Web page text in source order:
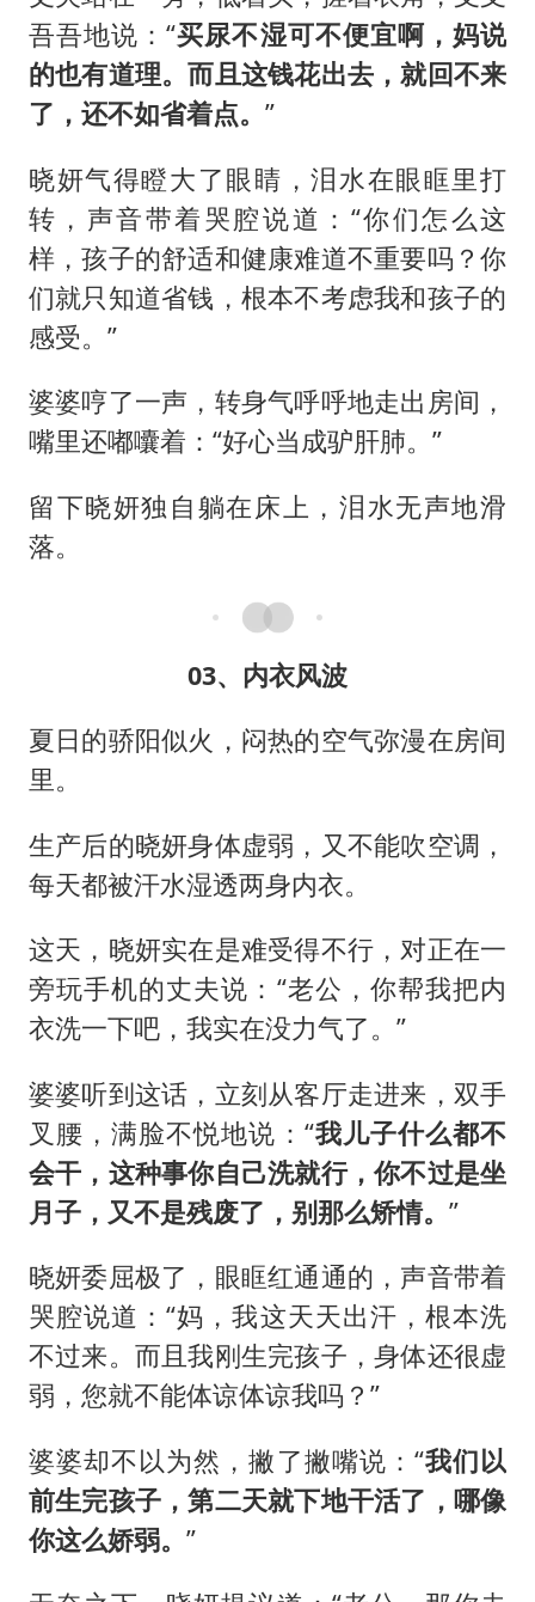
吾吾地说：“买尿不湿可不便宜啊，妈说
的也有道理。而且这钱花出去，就回不来
了，还不如省着点。 ”
晓妍气得瞪大了眼睛，泪水在眼眶里打
转，声音带着哭腔说道：“你们怎么这
样，孩子的舒适和健康难道不重要吗？你
们就只知道省钱，根本不考虑我和孩子的
感受。”
婆婆哼了一声，转身气呼呼地走出房间，
嘴里还嘟囔着：“好心当成驴肝肺。”
留下晓妍独自躺在床上，泪水无声地滑
落。
03、内衣风波
夏日的骄阳似火，闷热的空气弥漫在房间
里。
生产后的晓妍身体虚弱，又不能吹空调，
每天都被汗水湿透两身内衣。
这天，晓妍实在是难受得不行，对正在一
旁玩手机的丈夫说：“老公，你帮我把内
衣洗一下吧，我实在没力气了。”
婆婆听到这话，立刻从客厅走进来，双手
叉腰，满脸不悦地说：“我儿子什么都不
会干，这种事你自己洗就行，你不过是坐
月子，又不是残废了，别那么矫情。 ”
晓妍委屈极了，眼眶红通通的，声音带着
哭腔说道：“妈，我这天天出汗，根本洗
不过来。而且我刚生完孩子，身体还很虚
弱，您就不能体谅体谅我吗？”
婆婆却不以为然，撇了撇嘴说：“我们以
前生完孩子，第二天就下地干活了，哪像
你这么娇弱。 ”